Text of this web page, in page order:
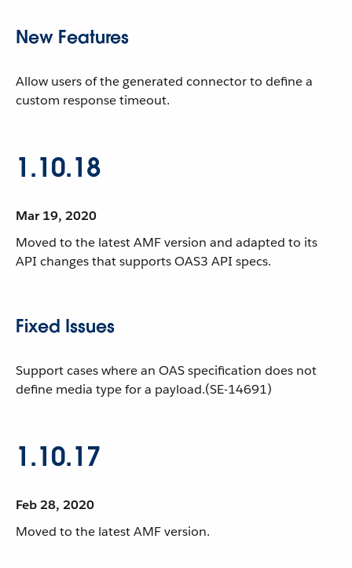
New Features
Allow users of the generated connector to define a
custom response timeout.
1.10.18
Mar 19, 2020
Moved to the latest AMF version and adapted to its
API changes that supports OAS3 API specs.
Fixed Issues
Support cases where an OAS specification does not
define media type for a payload.(SE-14691)
1.10.17
Feb 28, 2020
Moved to the latest AMF version.